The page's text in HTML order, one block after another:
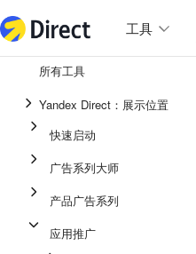
工具
所有工具
Yandex Direct：展示位置
快速启动
广告系列大师
产品广告系列
应用推广